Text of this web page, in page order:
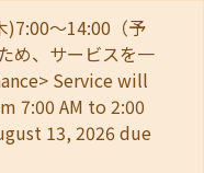
)7:00～14:00（予
め、サービスを一
Service will
7:00 AM to 2:00
13, 2026 due